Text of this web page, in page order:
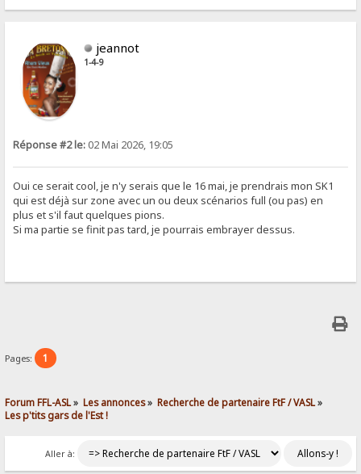
jeannot
1-4-9
Réponse #2 le: 02 Mai 2026, 19:05
Oui ce serait cool, je n'y serais que le 16 mai, je prendrais mon SK1
qui est déjà sur zone avec un ou deux scénarios full (ou pas) en
plus et s'il faut quelques pions.
Si ma partie se finit pas tard, je pourrais embrayer dessus.
Pages: 1
Forum FFL-ASL» Les annonces» Recherche de partenaire FtF / VASL»
Les p'tits gars de l'Est !
Aller à: